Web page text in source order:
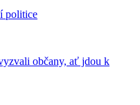
politice
občany, ať jdou k